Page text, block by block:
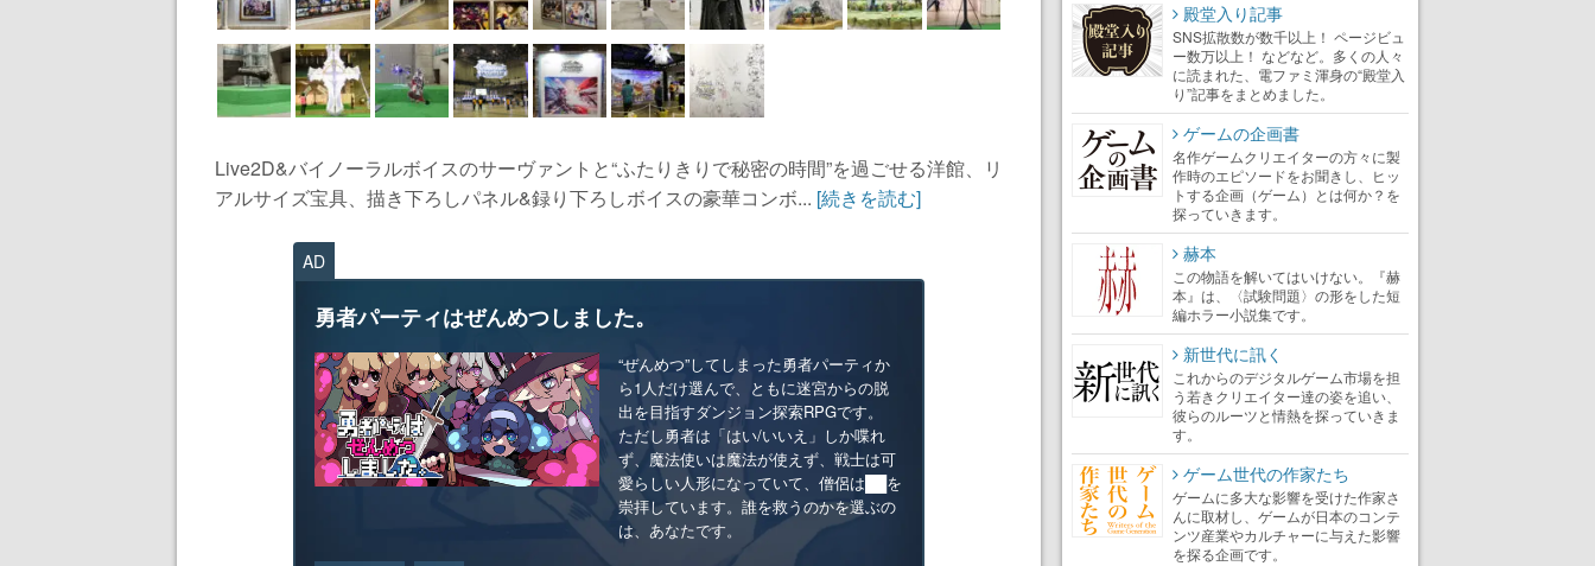
Live2D&バイノーラルボイスのサーヴァントと“ふたりきりで秘密の時間”を過ごせる洋館、リ
アルサイズ宝具、描き下ろしパネル&録り下ろしボイスの豪華コンボ... [続きを読む]
AD
勇者パーティはぜんめつしました。
“ぜんめつ”してしまった勇者パーティか
ら1人だけ選んで、ともに迷宮からの脱
出を目指すダンジョン探索RPGです。
ただし勇者は「はい/いいえ」しか喋れ
ず、魔法使いは魔法が使えず、戦士は可
愛らしい人形になっていて、僧侶は██を
崇拝しています。誰を救うのかを選ぶの
は、あなたです。
殿堂入り記事
SNS拡散数が数千以上！ ページビュ
ー数万以上！ などなど。多くの人々
に読まれた、電ファミ渾身の“殿堂入
り”記事をまとめました。
ゲームの企画書
名作ゲームクリエイターの方々に製
作時のエピソードをお聞きし、ヒッ
トする企画（ゲーム）とは何か？を
探っていきます。
赫本
この物語を解いてはいけない。『赫
本』は、〈試験問題〉の形をした短
編ホラー小説集です。
新世代に訊く
これからのデジタルゲーム市場を担
う若きクリエイター達の姿を追い、
彼らのルーツと情熱を探っていきま
す。
ゲーム世代の作家たち
ゲームに多大な影響を受けた作家さ
んに取材し、ゲームが日本のコンテ
ンツ産業やカルチャーに与えた影響
を探る企画です。